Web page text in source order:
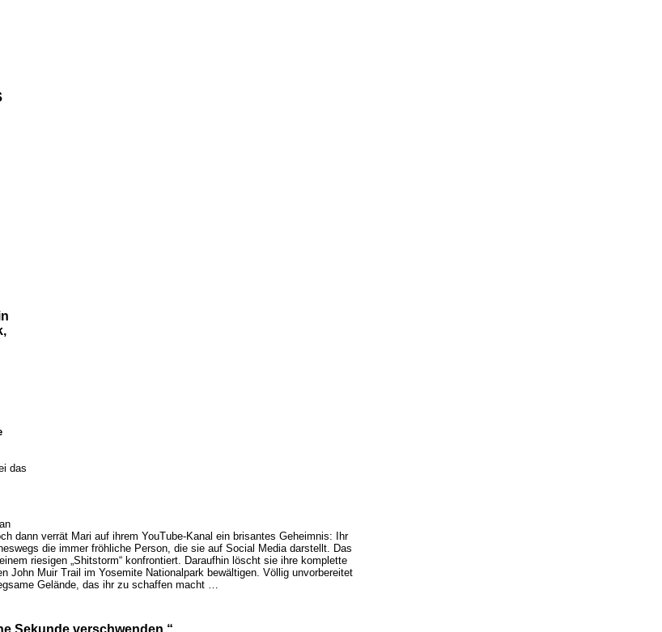
das
dann verrät Mari auf ihrem YouTube-Kanal ein brisantes Geheimnis: Ihr
die immer fröhliche Person, die sie auf Social Media darstellt. Das
riesigen „Shitstorm“ konfrontiert. Daraufhin löscht sie ihre komplette
John Muir Trail im Yosemite Nationalpark bewältigen. Völlig unvorbereitet
Gelände, das ihr zu schaffen macht …
Sekunde verschwenden.“